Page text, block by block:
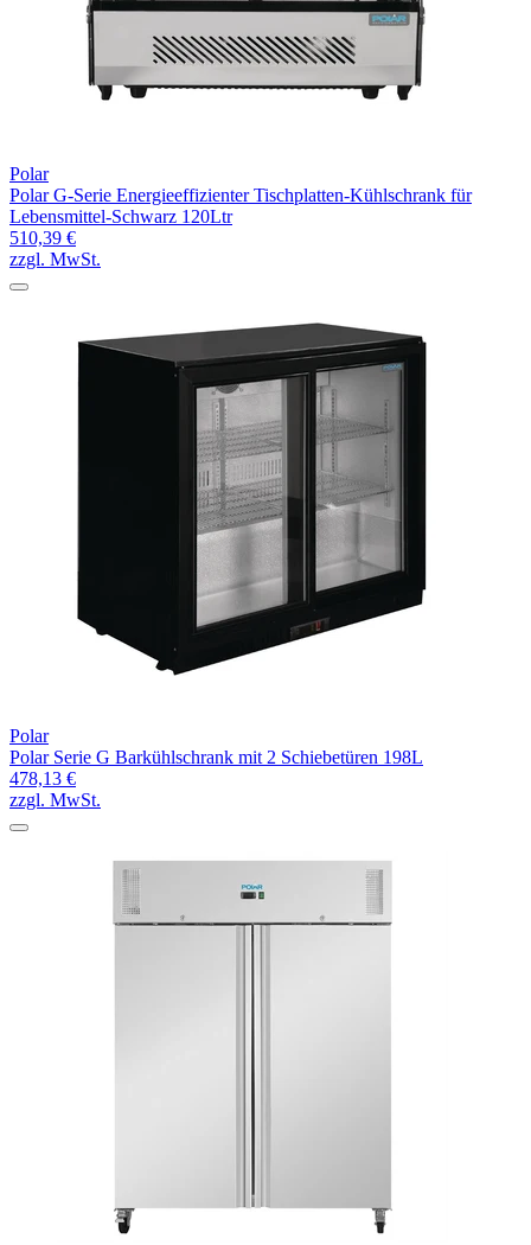
Polar
Polar G-Serie Energieeffizienter Tischplatten-Kühlschrank für
Lebensmittel-Schwarz 120Ltr
510,39 €
zzgl. MwSt.
Polar
Polar Serie G Barkühlschrank mit 2 Schiebetüren 198L
478,13 €
zzgl. MwSt.